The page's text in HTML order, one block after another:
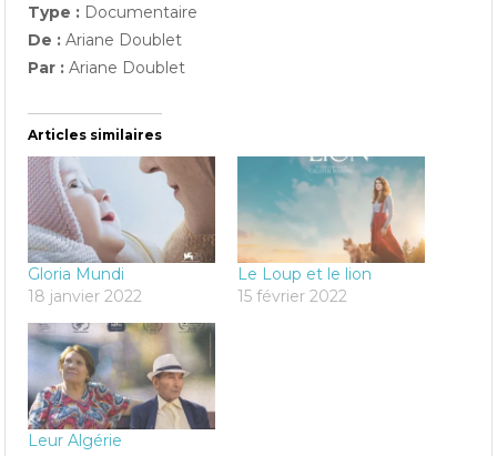
Type : Documentaire
De : Ariane Doublet
Par :Ariane Doublet
Articles similaires
Gloria Mundi
18 janvier 2022
Le Loup et le lion
15 février 2022
Leur Algérie